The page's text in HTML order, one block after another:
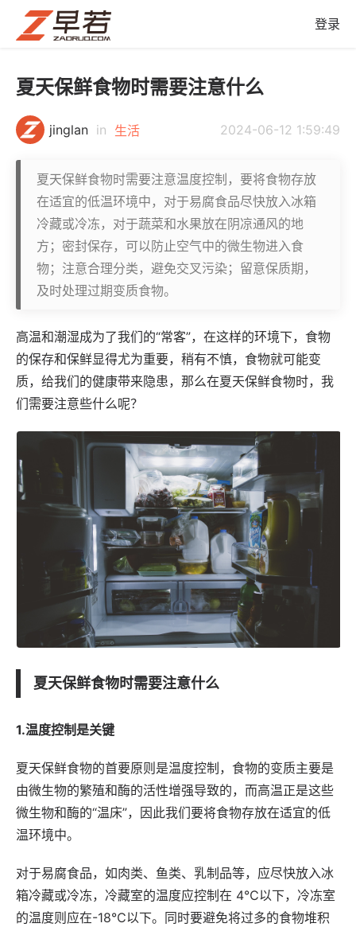
登录
夏天保鲜食物时需要注意什么
jinglan in 生活 2024-06-12 1:59:49
夏天保鲜食物时需要注意温度控制，要将食物存放
在适宜的低温环境中，对于易腐食品尽快放入冰箱
冷藏或冷冻，对于蔬菜和水果放在阴凉通风的地
方；密封保存，可以防止空气中的微生物进入食
物；注意合理分类，避免交叉污染；留意保质期，
及时处理过期变质食物。
高温和潮湿成为了我们的“常客”，在这样的环境下，食物
的保存和保鲜显得尤为重要，稍有不慎，食物就可能变
质，给我们的健康带来隐患，那么在夏天保鲜食物时，我
们需要注意些什么呢？
夏天保鲜食物时需要注意什么
1.温度控制是关键
夏天保鲜食物的首要原则是温度控制，食物的变质主要是
由微生物的繁殖和酶的活性增强导致的，而高温正是这些
微生物和酶的“温床”，因此我们要将食物存放在适宜的低
温环境中。
对于易腐食品，如肉类、鱼类、乳制品等，应尽快放入冰
箱冷藏或冷冻，冷藏室的温度应控制在 4℃以下，冷冻室
的温度则应在-18℃以下。同时要避免将过多的食物堆积